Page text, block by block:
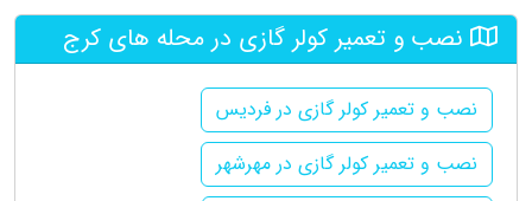
نصب و تعمیر کولر گازی در محله های کرج
نصب و تعمیر کولر گازی در فردیس
نصب و تعمیر کولر گازی در مهرشهر